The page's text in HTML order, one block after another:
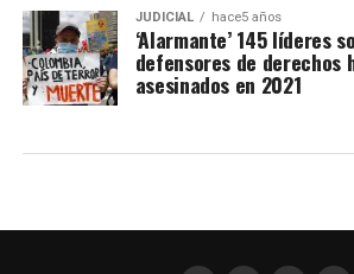
JUDICIAL hace5 años
‘Alarmante’ 145 líderes
defensores de derechos
asesinados en 2021